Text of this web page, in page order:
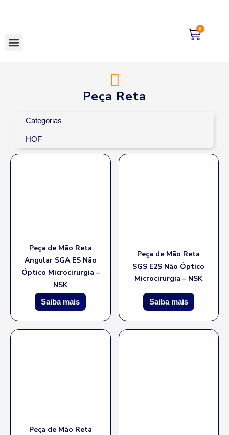
0
Peça Reta
Categorias
HOF
Peça de Mão Reta
Angular SGA ES Não
Óptico Microcirurgia –
NSK
Saiba mais
Peça de Mão Reta
SGS E2S Não Óptico
Microcirurgia – NSK
Saiba mais
Peça de Mão Reta